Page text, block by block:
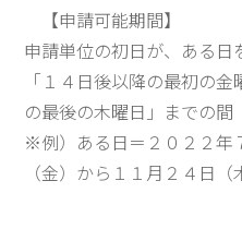
【申請可能期間】
申請単位の初日が、ある
「１４日後以降の最初の
の最後の木曜日」までの間
※例）ある日＝２０２２年
（金）から１１月２４日（